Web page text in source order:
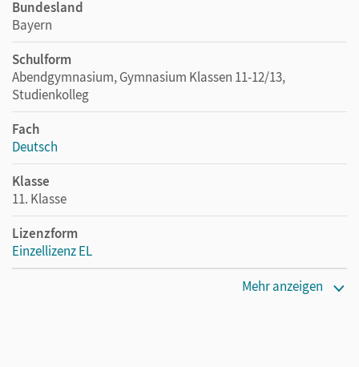
Bundesland
Bayern
Schulform
Abendgymnasium, Gymnasium Klassen 11-12/13,
Studienkolleg
Fach
Deutsch
Klasse
11. Klasse
Lizenzform
Einzellizenz EL
Mehr anzeigen